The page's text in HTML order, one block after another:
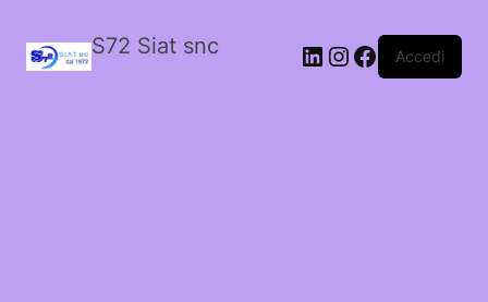
S72 Siat snc LinkedIn
Instagram
Facebook
Accedi